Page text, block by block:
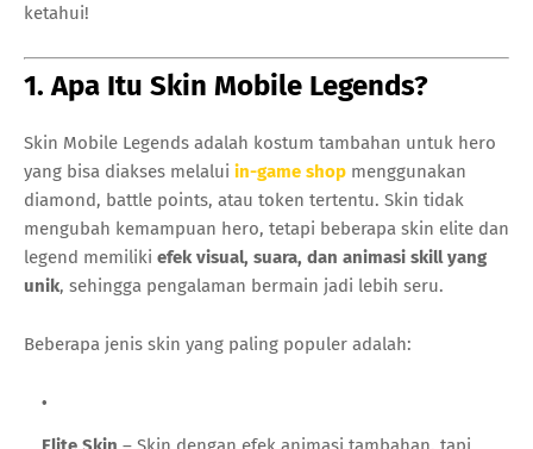
ketahui!
1. Apa Itu Skin Mobile Legends?
Skin Mobile Legends adalah kostum tambahan untuk hero
yang bisa diakses melalui in-game shop menggunakan
diamond, battle points, atau token tertentu. Skin tidak
mengubah kemampuan hero, tetapi beberapa skin elite dan
legend memiliki efek visual, suara, dan animasi skill yang
unik, sehingga pengalaman bermain jadi lebih seru.
Beberapa jenis skin yang paling populer adalah: